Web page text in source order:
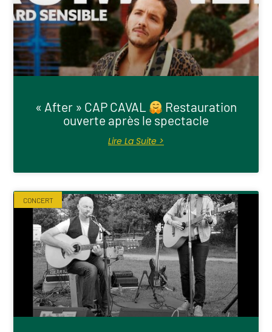
« After » CAP CAVAL
Restauration
ouverte après le spectacle
Lire La Suite >
CONCERT